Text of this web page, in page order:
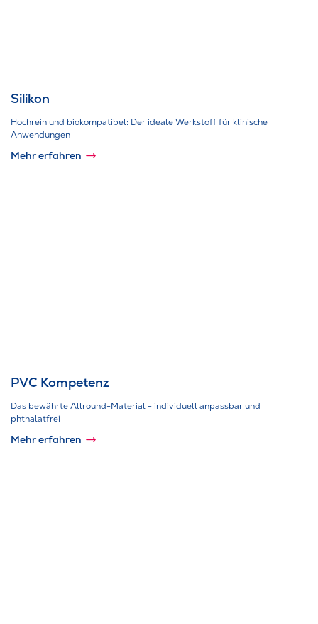
Silikon
Hochrein und biokompatibel: Der ideale Werkstoff für klinische
Anwendungen
Mehr erfahren
PVC Kompetenz
Das bewährte Allround-Material - individuell anpassbar und
phthalatfrei
Mehr erfahren